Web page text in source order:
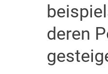
deren